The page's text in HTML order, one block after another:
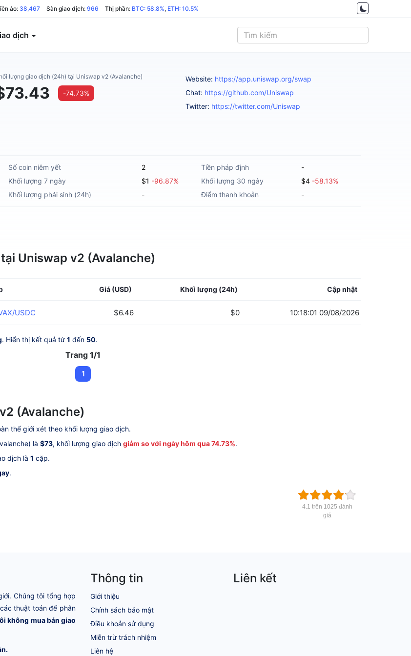
ảo: 38,467 Sàn giao dịch: 966 Thị phần: BTC: 58.8%, ETH: 10.5%
dịch
lượng giao dịch (24h) tại Uniswap v2 (Avalanche)
-74.73%
Website: https://app.uniswap.org/swap
Chat: https://github.com/Uniswap
Twitter: https://twitter.com/Uniswap
Số coin niêm yết 2 Tiền pháp định
-
Khối lượng 7 ngày $1 -96.87% Khối lượng 30 ngày $4 -58.13%
Khối lượng phái sinh (24h) - Điểm thanh khoản -
Uniswap v2 (Avalanche)
Giá (USD) Khối lượng (24h) Cập nhật
USDC $6.46 $0 10:18:01 09/08/2026
. Hiển thị kết quả từ 1 đến 50.
Trang 1/1
1
(Avalanche)
thế giới xét theo khối lượng giao dịch.
là $73, khối lượng giao dịch giảm so với ngày hôm qua 74.73%.
dịch là 1 cặp.
.
4.1 trên 1025 đánh
giá
Chúng tôi tổng hợp
thuật toán để phân
không mua bán giao
Thông tin
Giới thiệu
Chính sách bảo mật
Điều khoản sử dụng
Miễn trừ trách nhiệm
Liên hệ
Liên kết